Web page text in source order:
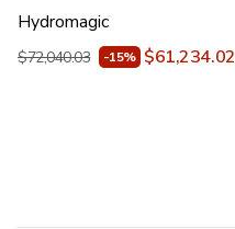
Hydromagic
$72,040.03 -15% $61,234.02